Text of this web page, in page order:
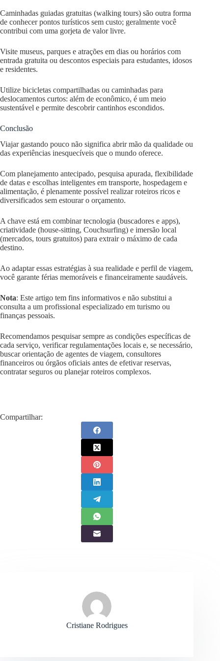
Caminhadas guiadas gratuitas (walking tours) são outra forma
de conhecer pontos turísticos sem custo; geralmente você
contribui com uma gorjeta de valor livre.
Visite museus, parques e atrações em dias ou horários com
entrada gratuita ou descontos especiais para estudantes, idosos
e residentes.
Utilize bicicletas compartilhadas ou caminhadas para
deslocamentos curtos: além de econômico, é um meio
sustentável e permite descobrir cantinhos escondidos.
Conclusão
Viajar gastando pouco não significa abrir mão da qualidade ou
das experiências inesquecíveis que o mundo oferece.
Com planejamento antecipado, pesquisa apurada, flexibilidade
de datas e escolhas inteligentes em transporte, hospedagem e
alimentação, é plenamente possível realizar roteiros ricos e
diversificados sem estourar o orçamento.
A chave está em combinar tecnologia (buscadores e apps),
criatividade (house-sitting, Couchsurfing) e imersão local
(mercados, tours gratuitos) para extrair o máximo de cada
destino.
Ao adaptar essas estratégias à sua realidade e perfil de viagem,
você garante férias memoráveis e financeiramente saudáveis.
Nota: Este artigo tem fins informativos e não substitui a
consulta a um profissional especializado em turismo ou
finanças pessoais.
Recomendamos pesquisar sempre as condições específicas de
cada serviço, verificar regulamentações locais e, se necessário,
buscar orientação de agentes de viagem, consultores
financeiros ou órgãos oficiais antes de efetivar reservas,
contratar seguros ou planejar roteiros complexos.
Compartilhar:
Cristiane Rodrigues